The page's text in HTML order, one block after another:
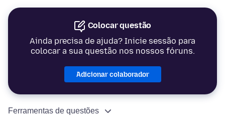
Colocar questão
Ainda precisa de ajuda? Inicie sessão para
colocar a sua questão nos nossos fóruns.
Adicionar colaborador
Ferramentas de questões